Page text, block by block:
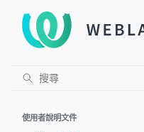
使用者說明文件